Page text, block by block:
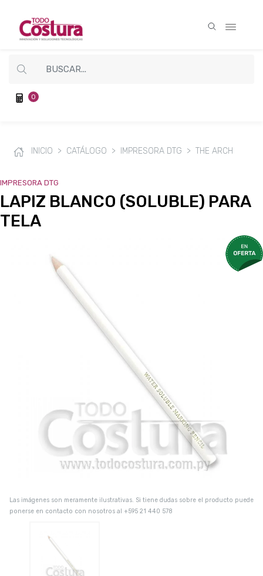
0
INICIO CATÁLOGO IMPRESORA DTG THE ARCH
IMPRESORA DTG
LAPIZ BLANCO (SOLUBLE) PARA
TELA
Las imágenes son meramente ilustrativas. Si tiene dudas sobre el producto puede
ponerse en contacto con nosotros al +595 21 440 578